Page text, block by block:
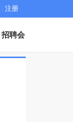
注册
招聘会